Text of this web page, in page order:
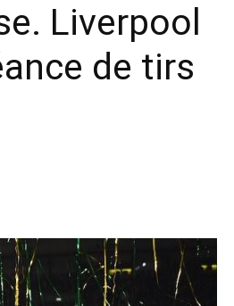
Liverpool
de tirs